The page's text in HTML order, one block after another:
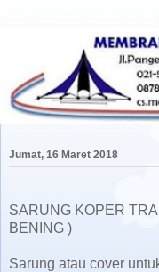
Jumat, 16 Maret 2018
SARUNG KOPER
BENING )
Sarung atau cover